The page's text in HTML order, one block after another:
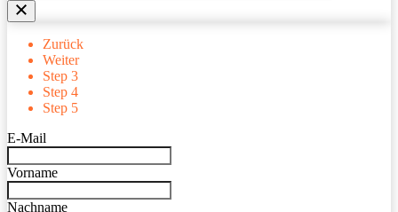
Zurück
Weiter
Step 3
Step 4
Step 5
E-Mail
Vorname
Nachname